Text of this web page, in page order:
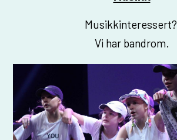
Musikkinteressert?
Vi har bandrom.